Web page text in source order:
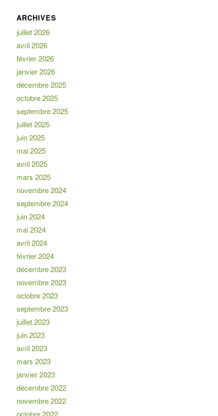
ARCHIVES
juillet 2026
avril 2026
février 2026
janvier 2026
décembre 2025
octobre 2025
septembre 2025
juillet 2025
juin 2025
mai 2025
avril 2025
mars 2025
novembre 2024
septembre 2024
juin 2024
mai 2024
avril 2024
février 2024
décembre 2023
novembre 2023
octobre 2023
septembre 2023
juillet 2023
juin 2023
avril 2023
mars 2023
janvier 2023
décembre 2022
novembre 2022